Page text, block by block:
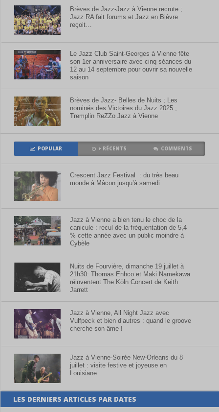
Brèves de Jazz-Jazz à Vienne recrute ;
Jazz RA fait forums et Jazz en Bièvre
reçoit…
Le Jazz Club Saint-Georges à Vienne fête
son 1er anniversaire avec cinq séances du
12 au 14 septembre pour ouvrir sa nouvelle
saison
Brèves de Jazz- Belles de Nuits ; Les
nominés des Victoires du Jazz 2025 ;
Tremplin ReZZo Jazz à Vienne
POPULAR + RÉCENTS COMMENTS
Crescent Jazz Festival : du très beau
monde à Mâcon jusqu’à samedi
Jazz à Vienne a bien tenu le choc de la
canicule : recul de la fréquentation de 5,4
% cette année avec un public moindre à
Cybèle
Nuits de Fourvière, dimanche 19 juillet à
21h30: Thomas Enhco et Maki Namekawa
réinventent The Köln Concert de Keith
Jarrett
Jazz à Vienne, All Night Jazz avec
Vulfpeck et bien d’autres : quand le groove
cherche son âme !
Jazz à Vienne-Soirée New-Orleans du 8
juillet : visite festive et joyeuse en
Louisiane
LES DERNIERS ARTICLES PAR DATES